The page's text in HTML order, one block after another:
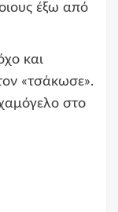
έξω από
και
«τσάκωσε».
στο